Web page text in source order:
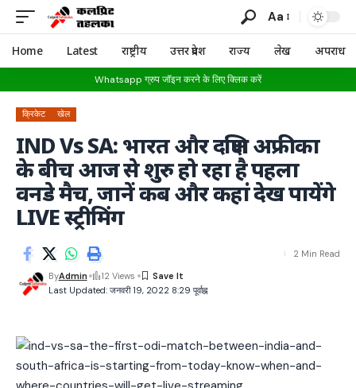
Aa
Home Latest राष्ट्रीय उत्तर प्रदेश राज्य लेख अपराध
Whatsapp ग्रुप जॉइन करने के लिए क्लिक करें
क्रिकेट खेल
IND Vs SA: भारत और दक्षिण अफ्रीका
के बीच आज से शुरु हो रहा है पहला
वनडे मैच, जानें कब और कहां देख पायेंगे
LIVE स्ट्रीमिंग
Last Updated: जनवरी 19, 2022 8:29 पूर्वाह्न
ByAdmin 12 Views
2 Min Read